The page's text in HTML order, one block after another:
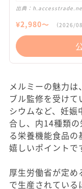
出典：
¥2,980〜 （2026/
メルミーの魅力
ブル監修を受け
シウムなど、妊
合し、内14種類
る栄養機能食品の
嬉しいポイントで
厚生労働省が定め
で生産されている